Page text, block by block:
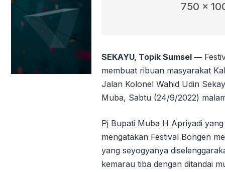
750 x
SEKAYU, Topik Sumsel —
membuat ribuan masyarakat
Jalan Kolonel Wahid Udin
Muba, Sabtu (24/9/2022)
Pj Bupati Muba H Apriyadi
mengatakan Festival Bongen
yang seyogyanya
kemarau tiba dengan ditandai